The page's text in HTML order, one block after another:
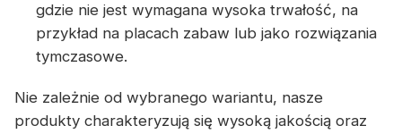
gdzie nie jest wymagana wysoka trwałość, na
przykład na placach zabaw lub jako rozwiązania
tymczasowe.
Nie zależnie od wybranego wariantu, nasze
produkty charakteryzują się wysoką jakością oraz